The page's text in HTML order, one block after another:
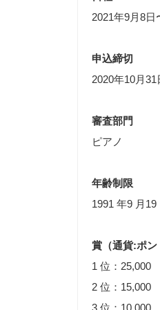
2021年9月8日
申込締切
2020年10月31
審査部門
ピアノ
年齢制限
1991 年9 月
賞（通貨:ポン
1 位：25,000
2 位：15,000
3 位：10,000